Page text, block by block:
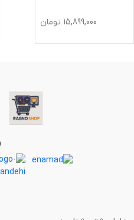
15,899,000 تومان